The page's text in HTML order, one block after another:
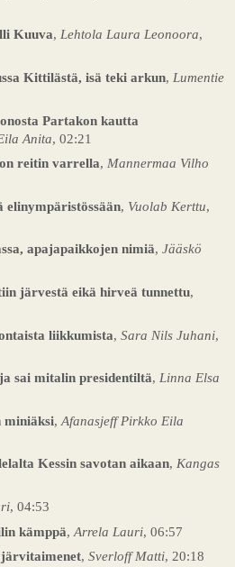
Kuuva, Lehtola Laura Leonoora,
Kittilästä, isä teki arkun, Lumentie
Partakon kautta
Anita, 02:21
reitin varrella, Mannermaa Vilho
elinympäristössään, Vuolab Kerttu,
apajapaikkojen nimiä, Jääskö
järvestä eikä hirveä tunnettu,
liikkumista, Sara Nils Juhani,
sai mitalin presidentiltä, Linna Elsa
miniäksi, Afanasjeff Pirkko Eila
Kessin savotan aikaan, Kangas
, 04:53
kämppä, Arrela Lauri, 06:57
, Sverloff Matti, 20:18